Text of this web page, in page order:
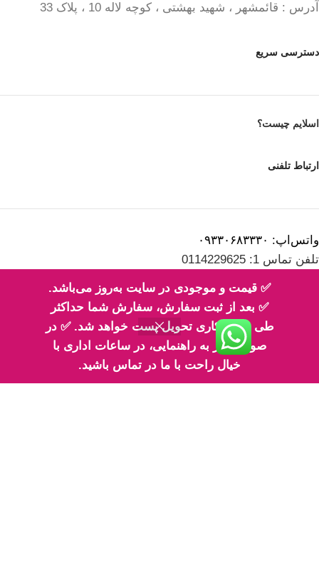
✅ قیمت و موجودی در سایت به‌روز می‌باشد.
✅ بعد از ثبت سفارش، سفارش شما حداکثر
طی 2 روز کاری تحویل پست خواهد شد. ✅ در
صورت نیاز به راهنمایی، در ساعات اداری با
خیال راحت با ما در تماس باشید.
آدرس : قائمشهر ، شهید بهشتی ، کوچه لاله 10 ، پلاک 33
دسترسی سریع
اسلایم چیست؟
ارتباط تلفنی
واتس‌اپ: ۰۹۳۳۰۶۸۳۳۳۰
تلفن تماس 1: 0114229625